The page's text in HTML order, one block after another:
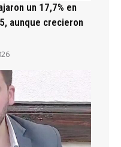
un 17,7% en
aunque crecieron